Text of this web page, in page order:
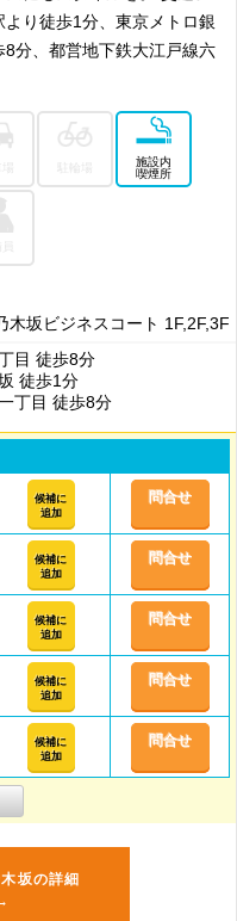
り徒歩1分、東京メトロ銀
分、都営地下鉄大江戸線六
施設内
喫煙所
坂ビジネスコート 1F,2F,3F
目 徒歩8分
徒歩1分
丁目 徒歩8分
候補に
追加
問合せ
候補に
追加
問合せ
候補に
追加
問合せ
候補に
追加
問合せ
候補に
追加
問合せ
坂の詳細